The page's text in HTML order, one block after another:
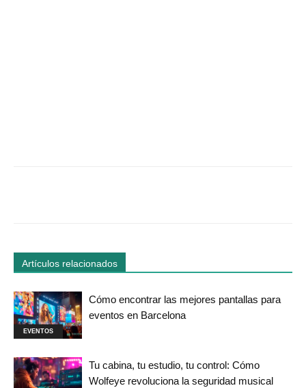
Artículos relacionados
EVENTOS
Cómo encontrar las mejores pantallas para
eventos en Barcelona
Tu cabina, tu estudio, tu control: Cómo
Wolfeye revoluciona la seguridad musical